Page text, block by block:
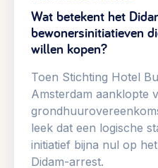
Wat betekent het
bewonersinitiatieven
willen kopen?
Toen Stichting Hotel
Amsterdam aanklopte
leek dat een logische
initiatief bijna nul op
Didam-arrest.